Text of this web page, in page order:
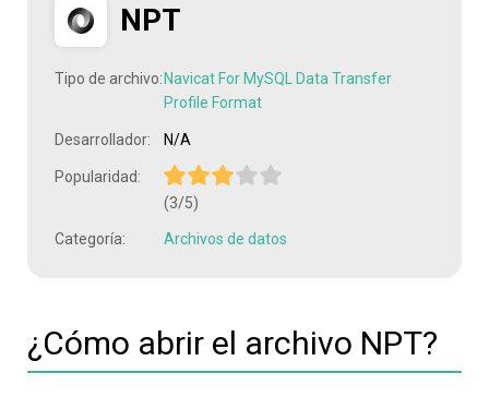
NPT
Tipo de archivo: Navicat For MySQL Data Transfer
Profile Format
Desarrollador: N/A
Popularidad:
(3/5)
Categoría: Archivos de datos
¿Cómo abrir el archivo NPT?